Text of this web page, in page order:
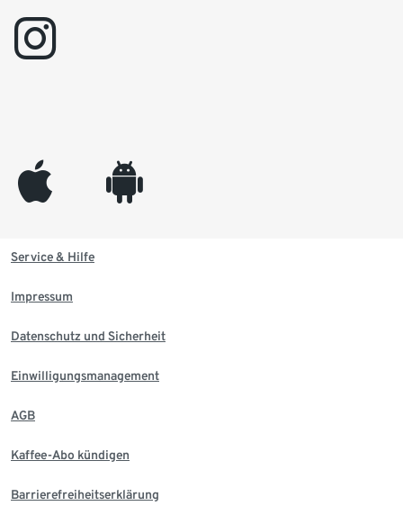
instagram
appleinc android
Service & Hilfe
Impressum
Datenschutz und Sicherheit
Einwilligungsmanagement
AGB
Kaffee-Abo kündigen
Barrierefreiheitserklärung